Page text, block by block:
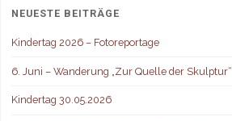
NEUESTE BEITRÄGE
Kindertag 2026 – Fotoreportage
6. Juni – Wanderung „Zur Quelle der Skulptur“
Kindertag 30.05.2026